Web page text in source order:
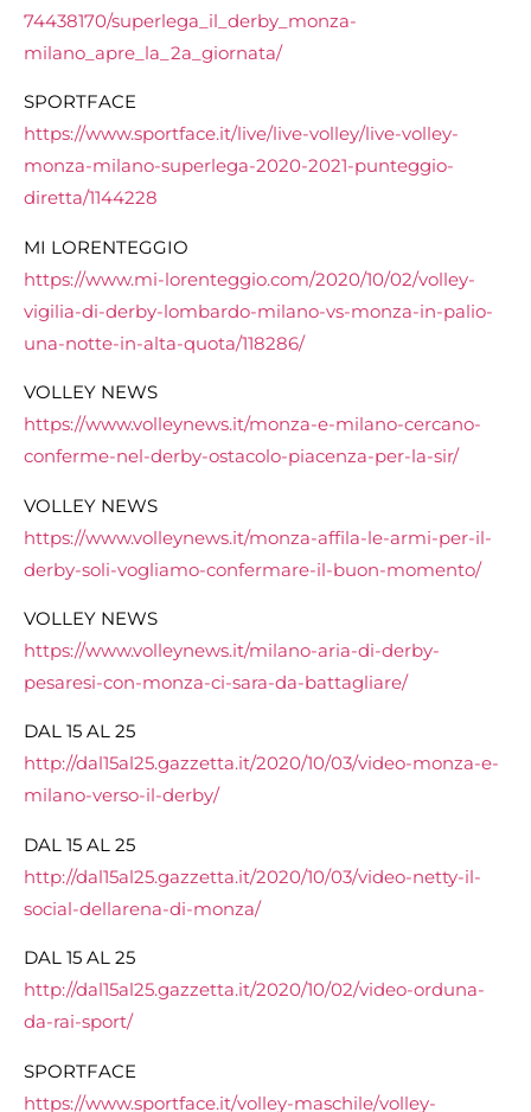
74438170/superlega_il_derby_monza-
milano_apre_la_2a_giornata/
SPORTFACE
https://www.sportface.it/live/live-volley/live-volley-
monza-milano-superlega-2020-2021-punteggio-
diretta/1144228
MI LORENTEGGIO
https://www.mi-lorenteggio.com/2020/10/02/volley-
vigilia-di-derby-lombardo-milano-vs-monza-in-palio-
una-notte-in-alta-quota/118286/
VOLLEY NEWS
https://www.volleynews.it/monza-e-milano-cercano-
conferme-nel-derby-ostacolo-piacenza-per-la-sir/
VOLLEY NEWS
https://www.volleynews.it/monza-affila-le-armi-per-il-
derby-soli-vogliamo-confermare-il-buon-momento/
VOLLEY NEWS
https://www.volleynews.it/milano-aria-di-derby-
pesaresi-con-monza-ci-sara-da-battagliare/
DAL 15 AL 25
http://dal15al25.gazzetta.it/2020/10/03/video-monza-e-
milano-verso-il-derby/
DAL 15 AL 25
http://dal15al25.gazzetta.it/2020/10/03/video-netty-il-
social-dellarena-di-monza/
DAL 15 AL 25
http://dal15al25.gazzetta.it/2020/10/02/video-orduna-
da-rai-sport/
SPORTFACE
https://www.sportface.it/volley-maschile/volley-